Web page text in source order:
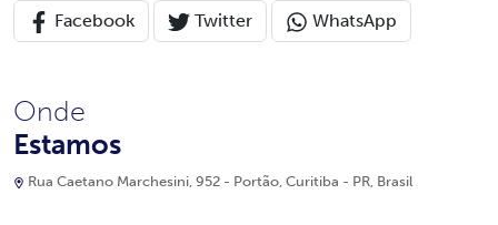
Facebook Twitter WhatsApp
Onde
Estamos
Rua Caetano Marchesini, 952 - Portão, Curitiba - PR, Brasil